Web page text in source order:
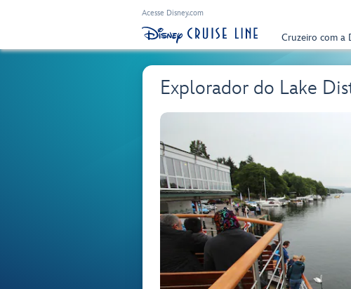
Acesse Disney.com
Cruzeiro com a
Explorador do Lake